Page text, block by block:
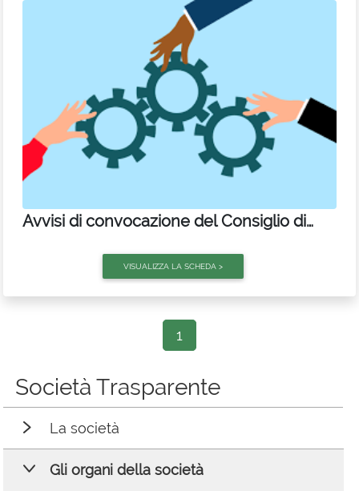
- Consigliere
- Consigliere
- Consigliere
- Consigliere
- Consigliere
Avvisi di convocazione del Consiglio di
1
Società Trasparente
La società
Gli organi della società